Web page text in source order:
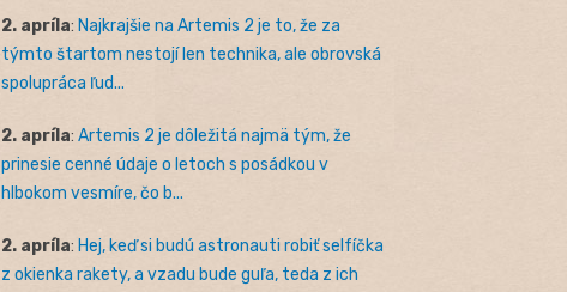
2. apríla: Najkrajšie na Artemis 2 je to, že za
týmto štartom nestojí len technika, ale obrovská
spolupráca ľud...
2. apríla: Artemis 2 je dôležitá najmä tým, že
prinesie cenné údaje o letoch s posádkou v
hlbokom vesmíre, čo b...
2. apríla: Hej, keď si budú astronauti robiť selfíčka
z okienka rakety, a vzadu bude guľa, teda z ich